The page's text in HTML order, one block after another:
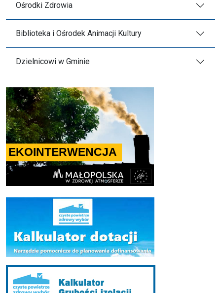
Ośrodki Zdrowia
Biblioteka i Ośrodek Animacji Kultury
Dzielnicowi w Gminie